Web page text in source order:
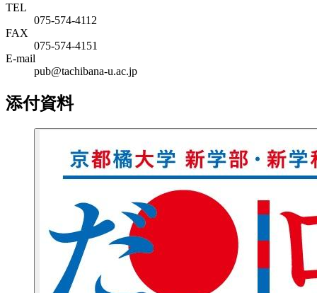
TEL
075-574-4112
FAX
075-574-4151
E-mail
pub@tachibana-u.ac.jp
添付資料